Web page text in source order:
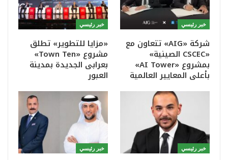
خبر رئيسي
شركة «AIG» تتعاون مع
«CSCEC الصينية»
بمشروع «AI Tower»
بأعلى المعايير العالمية
خبر رئيسي
«مزايا للتطوير» تطلق
مشروع «Town Ten»
بعرابى الجديدة بمدينة
العبور
خبر رئيسي خبر رئيسي